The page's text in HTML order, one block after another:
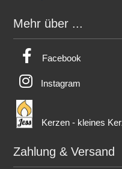
Mehr über ...
Facebook
Instagram
Kerzen - kleines
Zahlung & Versand